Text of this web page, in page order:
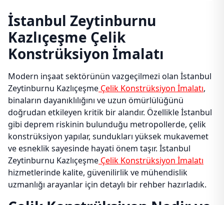
İstanbul Zeytinburnu
Kazlıçeşme Çelik
Konstrüksiyon İmalatı
Modern inşaat sektörünün vazgeçilmezi olan İstanbul
Zeytinburnu Kazlıçeşme Çelik Konstrüksiyon İmalatı,
binaların dayanıklılığını ve uzun ömürlülüğünü
doğrudan etkileyen kritik bir alandır. Özellikle İstanbul
gibi deprem riskinin bulunduğu metropollerde, çelik
konstrüksiyon yapılar, sundukları yüksek mukavemet
ve esneklik sayesinde hayati önem taşır. İstanbul
Zeytinburnu Kazlıçeşme Çelik Konstrüksiyon İmalatı
hizmetlerinde kalite, güvenilirlik ve mühendislik
uzmanlığı arayanlar için detaylı bir rehber hazırladık.